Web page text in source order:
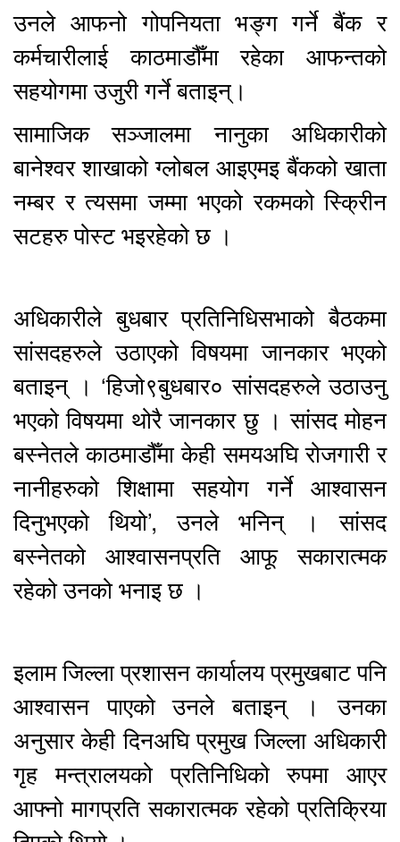
उनले आफनो गोपनियता भङ्ग गर्ने बैंक र
कर्मचारीलाई काठमाडौँमा रहेका आफन्तको
सहयोगमा उजुरी गर्ने बताइन्।
सामाजिक सञ्जालमा नानुका अधिकारीको
बानेश्वर शाखाको ग्लोबल आइएमइ बैंकको खाता
नम्बर र त्यसमा जम्मा भएको रकमको स्क्रिीन
सटहरु पोस्ट भइरहेको छ ।
अधिकारीले बुधबार प्रतिनिधिसभाको बैठकमा
सांसदहरुले उठाएको विषयमा जानकार भएको
बताइन् । ‘हिजो९बुधबार० सांसदहरुले उठाउनु
भएको विषयमा थोरै जानकार छु । सांसद मोहन
बस्नेतले काठमाडौँमा केही समयअघि रोजगारी र
नानीहरुको शिक्षामा सहयोग गर्ने आश्वासन
दिनुभएको थियो’, उनले भनिन् । सांसद
बस्नेतको आश्वासनप्रति आफू सकारात्मक
रहेको उनको भनाइ छ ।
इलाम जिल्ला प्रशासन कार्यालय प्रमुखबाट पनि
आश्वासन पाएको उनले बताइन् । उनका
अनुसार केही दिनअघि प्रमुख जिल्ला अधिकारी
गृह मन्त्रालयको प्रतिनिधिको रुपमा आएर
आफ्नो मागप्रति सकारात्मक रहेको प्रतिक्रिया